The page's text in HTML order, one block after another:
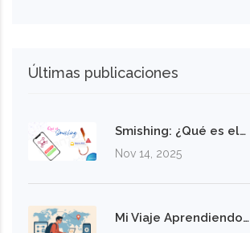
Últimas publicaciones
Smishing: ¿Qué es el…
Nov 14, 2025
Mi Viaje Aprendiendo…